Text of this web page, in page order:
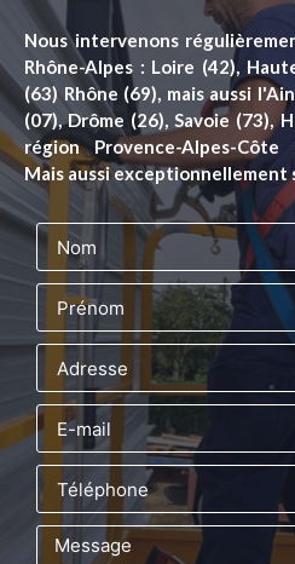
Nous intervenons
Rhône-Alpes : Loire (42),
(63) Rhône (69), mais aussi
(07), Drôme (26), Savoie (73),
région Provence-Alpes-Côte
Mais aussi exceptionnellement